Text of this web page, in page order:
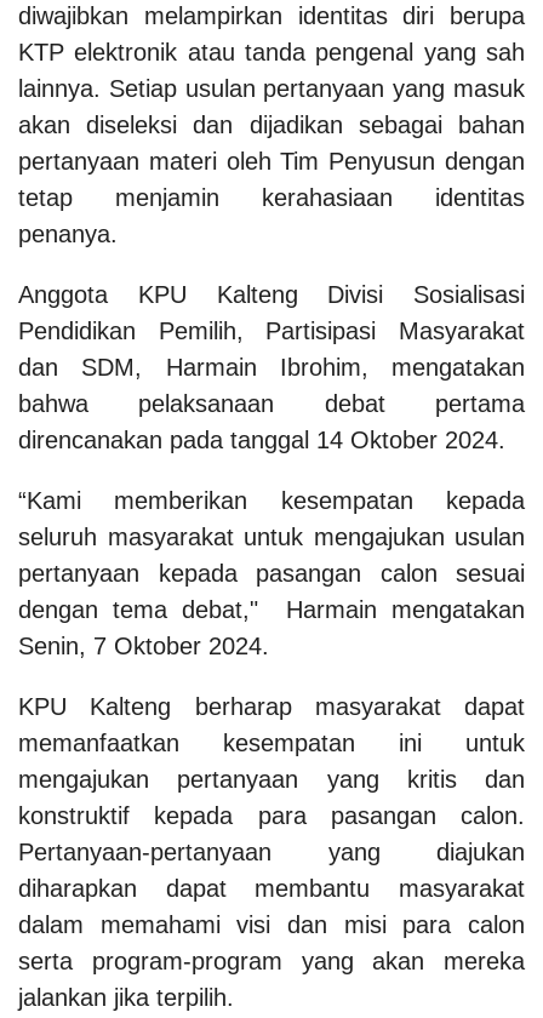
diwajibkan melampirkan identitas diri berupa
KTP elektronik atau tanda pengenal yang sah
lainnya. Setiap usulan pertanyaan yang masuk
akan diseleksi dan dijadikan sebagai bahan
pertanyaan materi oleh Tim Penyusun dengan
tetap menjamin kerahasiaan identitas
penanya.
Anggota KPU Kalteng Divisi Sosialisasi
Pendidikan Pemilih, Partisipasi Masyarakat
dan SDM, Harmain Ibrohim, mengatakan
bahwa pelaksanaan debat pertama
direncanakan pada tanggal 14 Oktober 2024.
“Kami memberikan kesempatan kepada
seluruh masyarakat untuk mengajukan usulan
pertanyaan kepada pasangan calon sesuai
dengan tema debat," Harmain mengatakan
Senin, 7 Oktober 2024.
KPU Kalteng berharap masyarakat dapat
memanfaatkan kesempatan ini untuk
mengajukan pertanyaan yang kritis dan
konstruktif kepada para pasangan calon.
Pertanyaan-pertanyaan yang diajukan
diharapkan dapat membantu masyarakat
dalam memahami visi dan misi para calon
serta program-program yang akan mereka
jalankan jika terpilih.